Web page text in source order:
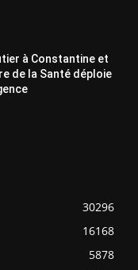
à Constantine et
de la Santé déploie
30296
16168
5878